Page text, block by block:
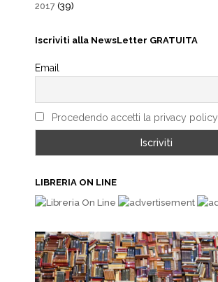
2017 (39)
Iscriviti alla NewsLetter GRATUITA
Email
Procedendo accetti la privacy policy
LIBRERIA ON LINE